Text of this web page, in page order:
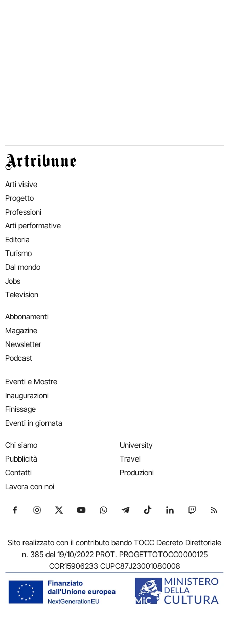
Artribune
Arti visive
Progetto
Professioni
Arti performative
Editoria
Turismo
Dal mondo
Jobs
Television
Abbonamenti
Magazine
Newsletter
Podcast
Eventi e Mostre
Inaugurazioni
Finissage
Eventi in giornata
Chi siamo
Pubblicità
Contatti
Lavora con noi
University
Travel
Produzioni
Seguici su Facebook
Seguici su Instagram
Seguici su X
Seguici su YouTube
Seguici su WhatsApp
Seguici su Telegram
Seguici su TikTok
Seguici su
Seguici
Sito realizzato con il contributo bando TOCC Decreto Direttoriale
n. 385 del 19/10/2022 PROT. PROGETTOTOCC0000125
COR15906233 CUPC87J23001080008